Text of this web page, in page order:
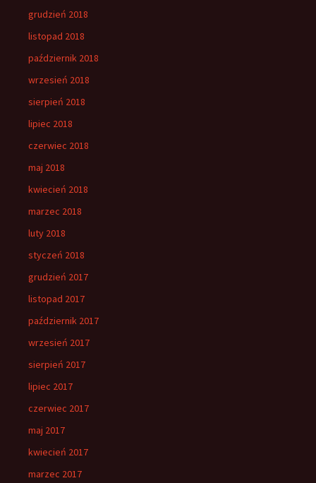
grudzień 2018
listopad 2018
październik 2018
wrzesień 2018
sierpień 2018
lipiec 2018
czerwiec 2018
maj 2018
kwiecień 2018
marzec 2018
luty 2018
styczeń 2018
grudzień 2017
listopad 2017
październik 2017
wrzesień 2017
sierpień 2017
lipiec 2017
czerwiec 2017
maj 2017
kwiecień 2017
marzec 2017